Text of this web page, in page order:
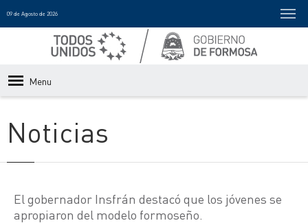
09 de Agosto de 2026
Menu
Noticias
El gobernador Insfrán destacó que los jóvenes se
apropiaron del modelo formoseño.